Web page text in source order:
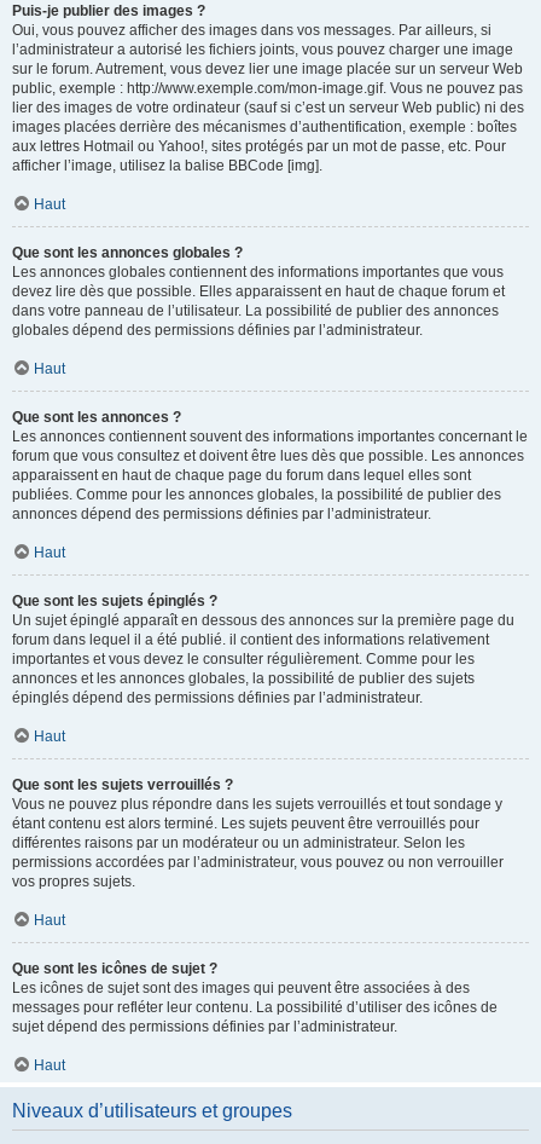
Puis-je publier des images ?
Oui, vous pouvez afficher des images dans vos messages. Par ailleurs, si
l’administrateur a autorisé les fichiers joints, vous pouvez charger une image
sur le forum. Autrement, vous devez lier une image placée sur un serveur Web
public, exemple : http://www.exemple.com/mon-image.gif. Vous ne pouvez pas
lier des images de votre ordinateur (sauf si c’est un serveur Web public) ni des
images placées derrière des mécanismes d’authentification, exemple : boîtes
aux lettres Hotmail ou Yahoo!, sites protégés par un mot de passe, etc. Pour
afficher l’image, utilisez la balise BBCode [img].
Haut
Que sont les annonces globales ?
Les annonces globales contiennent des informations importantes que vous
devez lire dès que possible. Elles apparaissent en haut de chaque forum et
dans votre panneau de l’utilisateur. La possibilité de publier des annonces
globales dépend des permissions définies par l’administrateur.
Haut
Que sont les annonces ?
Les annonces contiennent souvent des informations importantes concernant le
forum que vous consultez et doivent être lues dès que possible. Les annonces
apparaissent en haut de chaque page du forum dans lequel elles sont
publiées. Comme pour les annonces globales, la possibilité de publier des
annonces dépend des permissions définies par l’administrateur.
Haut
Que sont les sujets épinglés ?
Un sujet épinglé apparaît en dessous des annonces sur la première page du
forum dans lequel il a été publié. il contient des informations relativement
importantes et vous devez le consulter régulièrement. Comme pour les
annonces et les annonces globales, la possibilité de publier des sujets
épinglés dépend des permissions définies par l’administrateur.
Haut
Que sont les sujets verrouillés ?
Vous ne pouvez plus répondre dans les sujets verrouillés et tout sondage y
étant contenu est alors terminé. Les sujets peuvent être verrouillés pour
différentes raisons par un modérateur ou un administrateur. Selon les
permissions accordées par l’administrateur, vous pouvez ou non verrouiller
vos propres sujets.
Haut
Que sont les icônes de sujet ?
Les icônes de sujet sont des images qui peuvent être associées à des
messages pour refléter leur contenu. La possibilité d’utiliser des icônes de
sujet dépend des permissions définies par l’administrateur.
Haut
Niveaux d’utilisateurs et groupes